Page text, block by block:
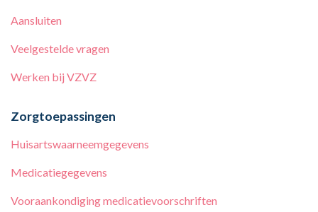
Aansluiten
Veelgestelde vragen
Werken bij VZVZ
Zorgtoepassingen
Huisartswaarneemgegevens
Medicatiegegevens
Vooraankondiging medicatievoorschriften